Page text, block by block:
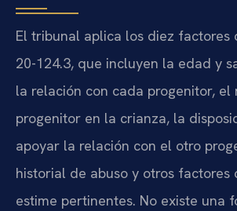
El tribunal aplica los diez factores
20-124.3, que incluyen la edad y
la relación con cada progenitor, el
progenitor en la crianza, la
apoyar la relación con el otro
historial de abuso y otros factores
estime pertinentes. No existe una